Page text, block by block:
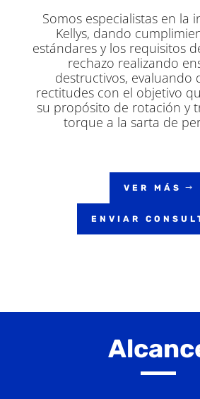
Somos especialistas en la
Kellys, dando
estándares y los requisitos
rechazo realizando
destructivos, evaluando
rectitudes con el objetivo
su propósito de rotación y
torque a la sarta de
VER MÁS
ENVIAR